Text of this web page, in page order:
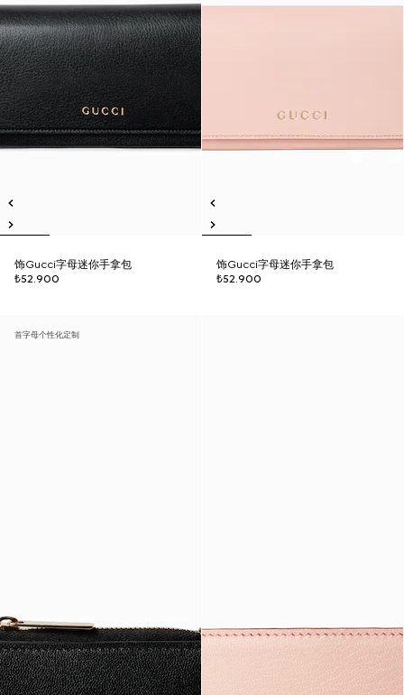
饰Gucci字母迷你手拿包
₺52.900
饰Gucci字母迷你手拿包
₺52.900
首字母个性化定制